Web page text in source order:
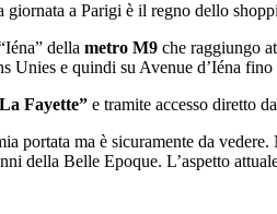
giornata a Parigi è il regno dello
della metro M9 che raggiungo
Unies e quindi su Avenue d’Iéna
Fayette” e tramite accesso diretto
portata ma è sicuramente da
della Belle Epoque. L’aspetto